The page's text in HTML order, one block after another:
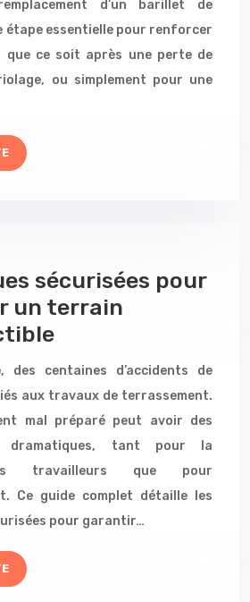
d’un barillet de
étape essentielle pour renforcer
que ce soit après une perte de
ou simplement pour une
sécurisées pour
un terrain
des centaines d’accidents de
aux travaux de terrassement.
mal préparé peut avoir des
dramatiques, tant pour la
travailleurs que pour
Ce guide complet détaille les
pour garantir…